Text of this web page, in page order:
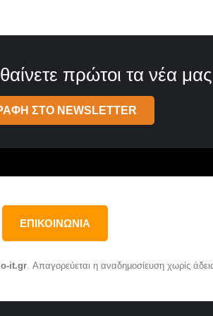
πρώτοι τα νέα
ΣΤΟ NEWSLETTER
ΕΠΙΚΟΙΝΩΝΙΑ
it.gr. Απαγορεύεται η αναδημοσίευση χωρίς